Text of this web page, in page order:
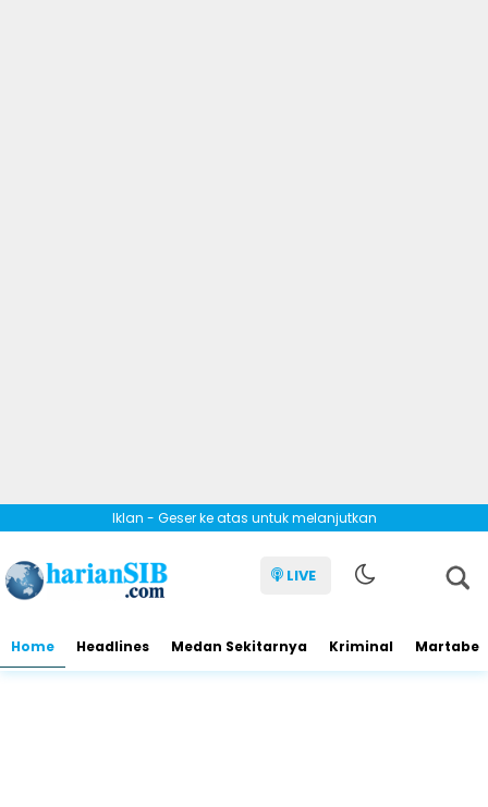
Iklan - Geser ke atas untuk melanjutkan
LIVE
Home Headlines Medan Sekitarnya Kriminal Martabe